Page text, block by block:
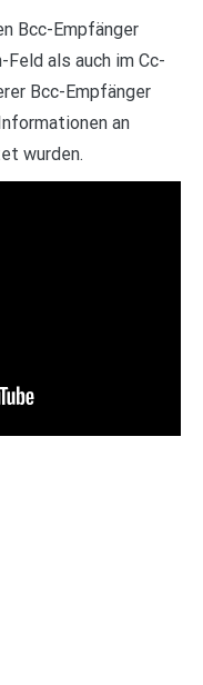
Bcc-Empfänger
als auch im Cc-
Bcc-Empfänger
an
wurden.